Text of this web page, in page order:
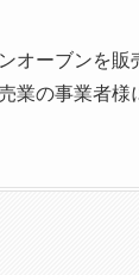
オーブンを
業の事業者様